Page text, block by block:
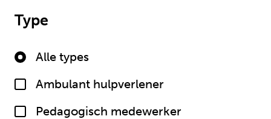
Type
Alle types
Ambulant hulpverlener
Pedagogisch medewerker